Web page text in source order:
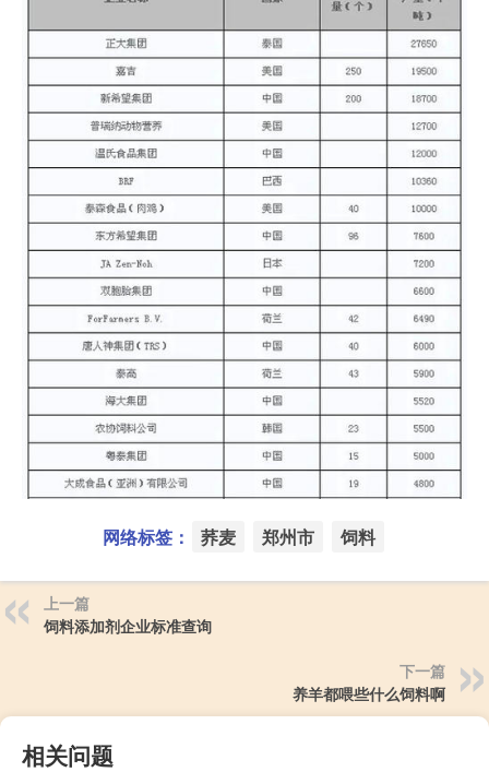
网络标签： 荞麦 郑州市 饲料
上一篇
饲料添加剂企业标准查询
下一篇
养羊都喂些什么饲料啊
相关问题